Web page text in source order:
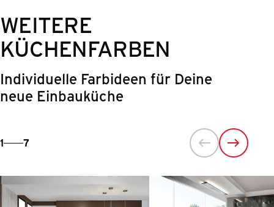
WEITERE
KÜCHENFARBEN
Individuelle Farbideen für Deine
neue Einbauküche
1 7